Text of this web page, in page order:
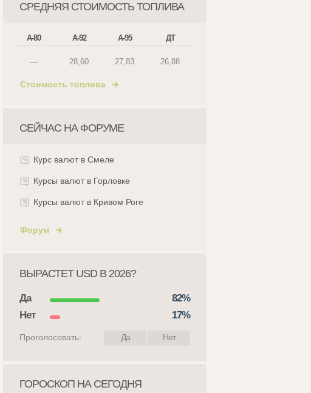
СРЕДНЯЯ СТОИМОСТЬ ТОПЛИВА
А-80 А-92 А-95 ДТ
— 28,60 27,83 26,88
Стоимость топлива
СЕЙЧАС НА ФОРУМЕ
Курс валют в Смеле
Курсы валют в Горловке
Курсы валют в Кривом Роге
Форум
ВЫРАСТЕТ USD В 2026?
Да
82%
Нет
17%
Проголосовать: Нет
Да
ГОРОСКОП НА СЕГОДНЯ